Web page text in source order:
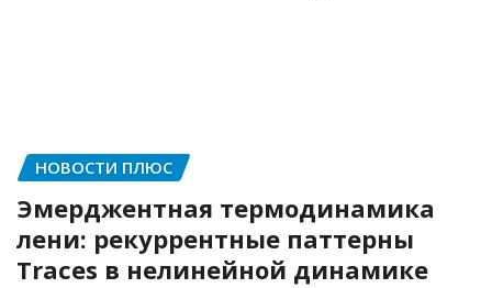
НОВОСТИ ПЛЮС
Эмерджентная термодинамика
лени: рекуррентные паттерны
Traces в нелинейной динамике